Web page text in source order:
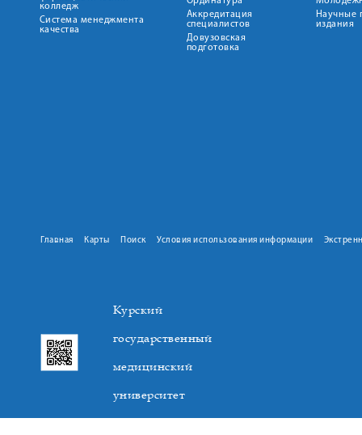
колледж
Система менеджмента
качества
Аккредитация
специалистов
Довузовская
подготовка
Научные
издания
Главная Карты Поиск Условия использования информации
Курский
государственный
медицинский
университет